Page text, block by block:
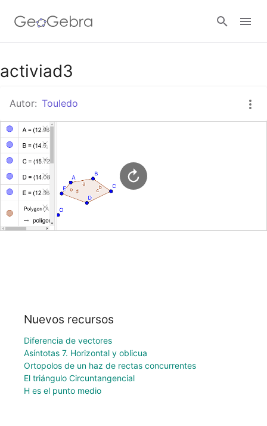
Google Classroom
GeoGebra Classroom
activiad3
Autor: Touledo
Nuevos recursos
Diferencia de vectores
Asíntotas 7. Horizontal y oblicua
Ortopolos de un haz de rectas concurrentes
El triángulo Circuntangencial
H es el punto medio